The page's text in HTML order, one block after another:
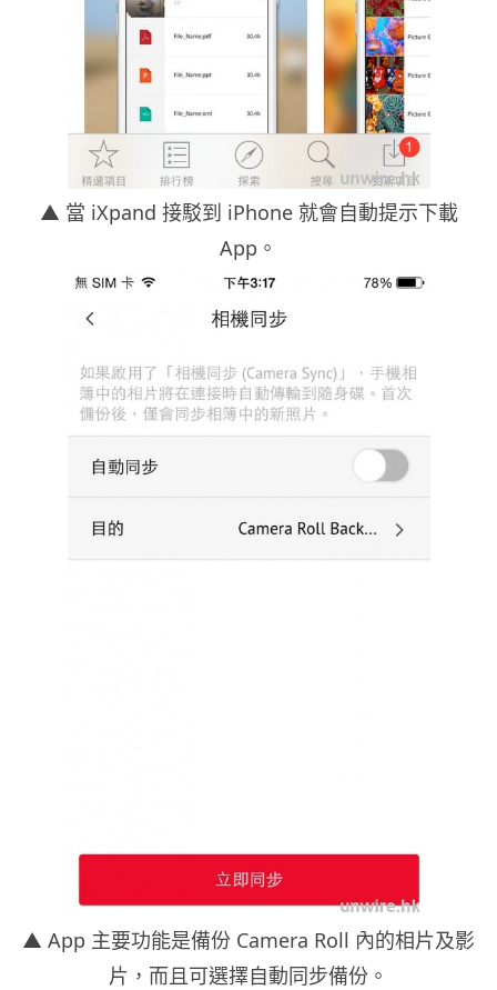
▲ 當 iXpand 接駁到 iPhone 就會自動提示下載
App。
▲ App 主要功能是備份 Camera Roll 內的相片及影
片，而且可選擇自動同步備份。